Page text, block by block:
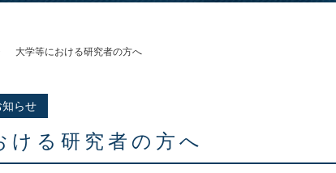
大学等における研究者の方へ
知らせ
ける研究者の方へ